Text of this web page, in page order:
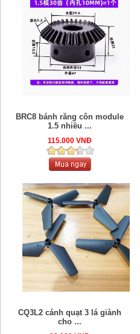
BRC8 bánh răng côn module
1.5 nhiều ...
115.000 VNĐ
CQ3L2 cánh quạt 3 lá giành
cho ...